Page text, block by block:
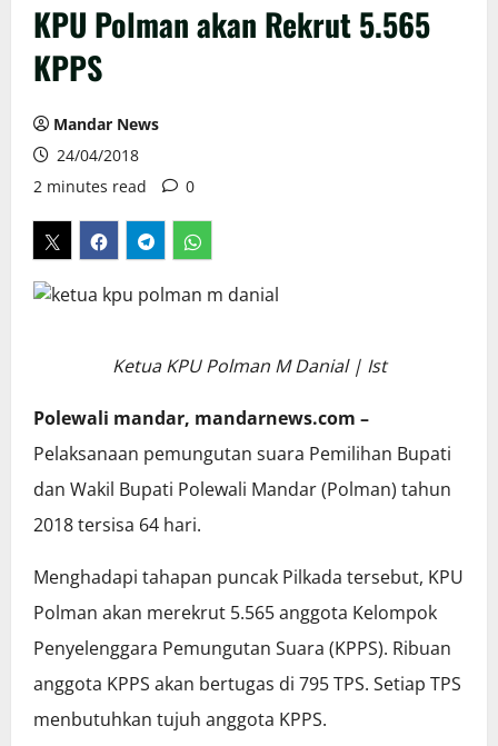
KPU Polman akan Rekrut 5.565
KPPS
Mandar News
24/04/2018
2 minutes read
0
Ketua KPU Polman M Danial | Ist
Polewali mandar, mandarnews.com –
Pelaksanaan pemungutan suara Pemilihan Bupati
dan Wakil Bupati Polewali Mandar (Polman) tahun
2018 tersisa 64 hari.
Menghadapi tahapan puncak Pilkada tersebut, KPU
Polman akan merekrut 5.565 anggota Kelompok
Penyelenggara Pemungutan Suara (KPPS). Ribuan
anggota KPPS akan bertugas di 795 TPS. Setiap TPS
menbutuhkan tujuh anggota KPPS.